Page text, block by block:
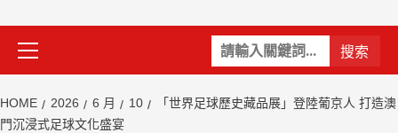
關
鍵
Primary
Menu
HOME 2026 6 月 10
「世界足球歷史藏品展」登陸葡京人 打造澳
門沉浸式足球文化盛宴